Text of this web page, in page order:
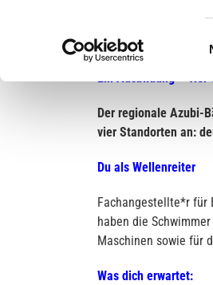
Stellenanzeige:
Ein Ausbildung – vier
Der regionale Azubi-
vier Standorten an:
Du als Wellenreiter
Fachangestellte*r für
haben die
Maschinen sowie für
Was dich erwartet: